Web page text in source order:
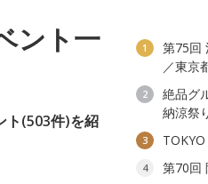
ント一
ト(503件)を紹
1
第75回
／東京
2
絶品グ
納涼祭
3
4 第70回